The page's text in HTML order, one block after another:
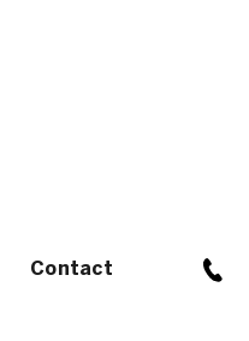
Contact